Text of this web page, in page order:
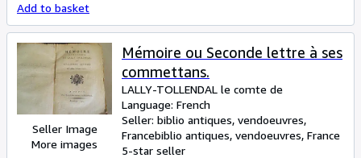
Add to basket
Seller Image
More images
Mémoire ou Seconde lettre à ses
commettans.
LALLY-TOLLENDAL le comte de
Language: French
Seller: biblio antiques, vendoeuvres,
Francebiblio antiques, vendoeuvres, France
5-star seller